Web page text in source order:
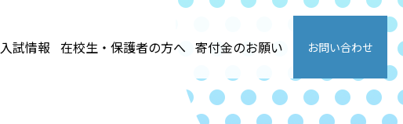
入試情報 在校生・保護者の方へ 寄付金のお願い お問い合わせ